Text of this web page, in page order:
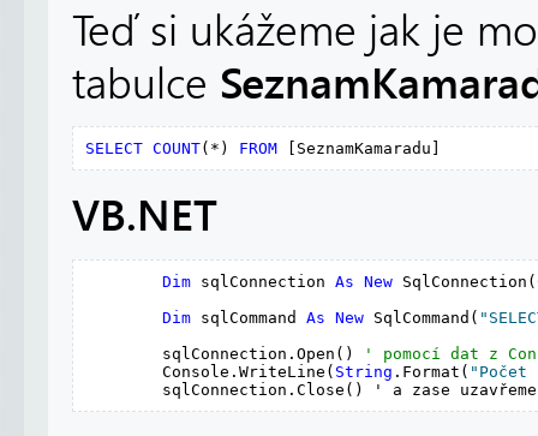
Teď si ukážeme jak je
tabulce
SELECT COUNT(*) FROM [SeznamKamaradu]
VB.NET
Dim sqlConnection As New
Dim sqlCommand As New SqlCommand(
        sqlConnection.Open()
' pomocí dat z
        Console.WriteLine(
String .Format( "Počet
        sqlConnection.Close() ' a zase uzavřeme